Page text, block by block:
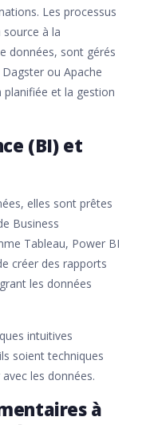
Les processus
source à la
données, sont gérés
ou Apache
planifiée et la gestion
(BI) et
elles sont prêtes
Business
Tableau, Power BI
créer des rapports
les données
intuitives
soient techniques
les données.
à